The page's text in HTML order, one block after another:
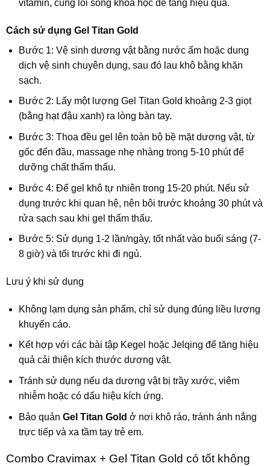
vitamin, cùng lối sống khoa học để tăng hiệu quả.
Cách sử dụng Gel Titan Gold
Bước 1: Vệ sinh dương vật bằng nước ấm hoặc dung
dịch vệ sinh chuyên dụng, sau đó lau khô bằng khăn
sạch.
Bước 2: Lấy một lượng Gel Titan Gold khoảng 2-3 giọt
(bằng hạt đậu xanh) ra lòng bàn tay.
Bước 3: Thoa đều gel lên toàn bộ bề mặt dương vật, từ
gốc đến đầu, massage nhẹ nhàng trong 5-10 phút để
dưỡng chất thẩm thấu.
Bước 4: Để gel khô tự nhiên trong 15-20 phút. Nếu sử
dụng trước khi quan hệ, nên bôi trước khoảng 30 phút và
rửa sạch sau khi gel thẩm thấu.
Bước 5: Sử dụng 1-2 lần/ngày, tốt nhất vào buổi sáng (7-
8 giờ) và tối trước khi đi ngủ.
Lưu ý khi sử dụng
Không lạm dụng sản phẩm, chỉ sử dụng đúng liều lượng
khuyến cáo.
Kết hợp với các bài tập Kegel hoặc Jelqing để tăng hiệu
quả cải thiện kích thước dương vật.
Tránh sử dụng nếu da dương vật bị trầy xước, viêm
nhiễm hoặc có dấu hiệu kích ứng.
Bảo quản Gel Titan Gold ở nơi khô ráo, tránh ánh nắng
trực tiếp và xa tầm tay trẻ em.
Combo Cravimax + Gel Titan Gold có tốt không